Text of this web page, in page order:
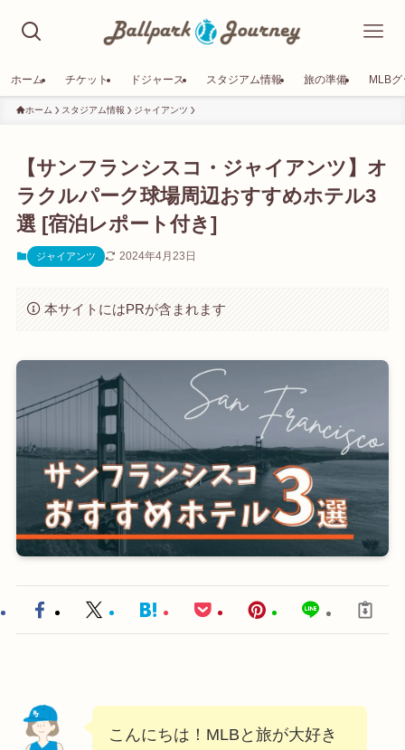
ホーム チケット ドジャース スタジアム情報 旅の準備 MLB
ホーム スタジアム情報 ジャイアンツ
【サンフランシスコ・ジャイアンツ】オ
ラクルパーク球場周辺おすすめホテル3
選 [宿泊レポート付き]
ジャイアンツ 2024年4月23日
本サイトにはPRが含まれます
こんにちは！MLBと旅が大好き